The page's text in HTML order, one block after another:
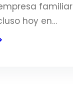
hoy en…